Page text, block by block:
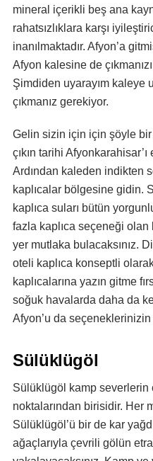
mineral içerikli beş ana
rahatsızlıklara karşı
inanılmaktadır. Afyon’a
Afyon kalesine de
Şimdiden uyarayım kaleye
çıkmanız gerekiyor.
Gelin sizin için için şöyle
çıkın tarihi
Ardından kaleden indikten
kaplıcalar bölgesine gidin.
kaplıca suları bütün
fazla kaplıca seçeneği
yer mutlaka bulacaksınız.
oteli kaplıca konseptli
kaplıcalarına yazın gitme
soğuk havalarda daha da
Afyon’u da seçeneklerinizin
Sülüklügöl
Sülüklügöl kamp severlerin
noktalarından birisidir. Her
Sülüklügöl’ü bir de kar
ağaçlarıyla çevrili gölün